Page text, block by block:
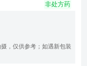
非处方药
，仅供参考；如遇新包装